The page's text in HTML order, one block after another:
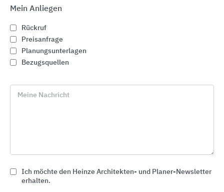
KESSEL Entwässerungstechnik
Mein Anliegen
Rückruf
Preisanfrage
Planungsunterlagen
Bezugsquellen
Meine Nachricht
Ich möchte den Heinze Architekten- und Planer-Newsletter
erhalten.